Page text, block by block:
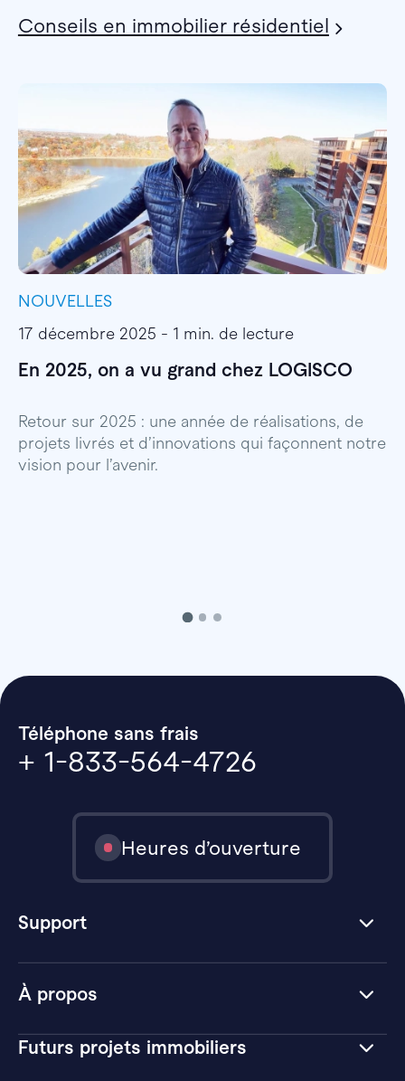
Conseils en immobilier résidentiel
NOUVELLES
17 décembre 2025 - 1 min. de lecture
En 2025, on a vu grand chez LOGISCO
Retour sur 2025 : une année de réalisations, de
projets livrés et d’innovations qui façonnent notre
vision pour l’avenir.
À propos
Futurs projets immobiliers
Téléphone sans frais
+ 1-833-564-4726
Heures d’ouverture
Support